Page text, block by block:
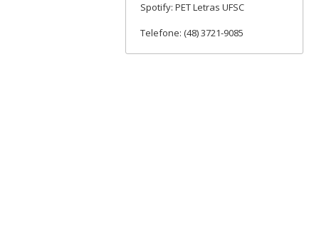
Spotify: PET Letras UFSC
Telefone: (48) 3721-9085